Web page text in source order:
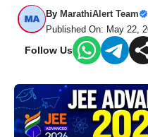
By MarathiAlert Team
Published On: May 22,
Follow Us